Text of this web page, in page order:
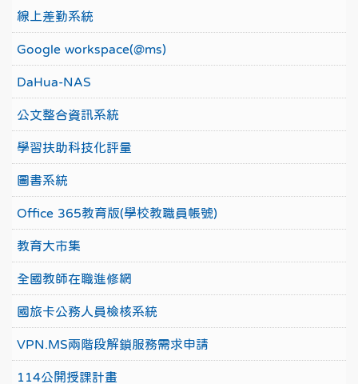
線上差勤系統
Google workspace(@ms)
DaHua-NAS
公文整合資訊系統
學習扶助科技化評量
圖書系統
Office 365教育版(學校教職員帳號)
教育大市集
全國教師在職進修網
國旅卡公務人員檢核系統
VPN.MS兩階段解鎖服務需求申請
114公開授課計畫